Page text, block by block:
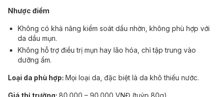
Nhược điểm
Không có khả năng kiểm soát dầu nhờn, không phù hợp với
da dầu mụn.
Không hỗ trợ điều trị mụn hay lão hóa, chỉ tập trung vào
dưỡng ẩm.
Loại da phù hợp: Mọi loại da, đặc biệt là da khô thiếu nước.
Giá thị trường: 80.000 – 90.000 VNĐ (tuýp 80g).